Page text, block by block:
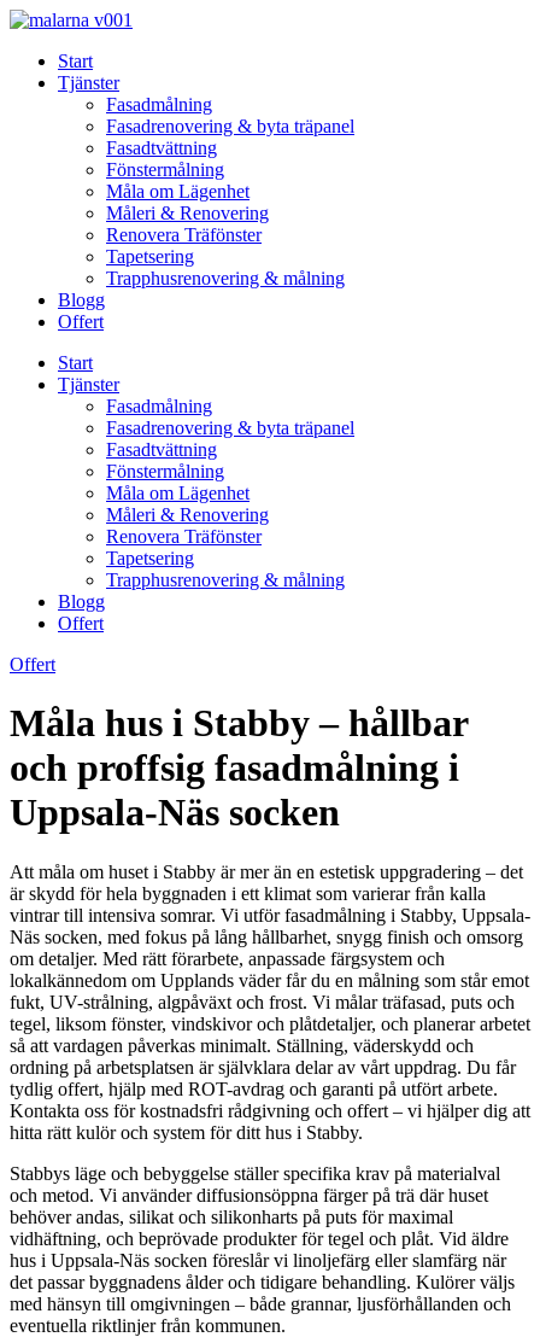
Skip
contentStart
Tjänster
Fasadmålning
Fasadrenovering & byta träpanel
Fasadtvättning
Fönstermålning
Måla om Lägenhet
Måleri & Renovering
Renovera Träfönster
Tapetsering
Trapphusrenovering & målning
Blogg
Offert
Start
Tjänster
Fasadmålning
Fasadrenovering & byta träpanel
Fasadtvättning
Fönstermålning
Måla om Lägenhet
Måleri & Renovering
Renovera Träfönster
Tapetsering
Trapphusrenovering & målning
Blogg
Offert
Offert
Måla hus i Stabby – hållbar
och proffsig fasadmålning i
Uppsala-Näs socken
Att måla om huset i Stabby är mer än en estetisk uppgradering – det
är skydd för hela byggnaden i ett klimat som varierar från kalla
vintrar till intensiva somrar. Vi utför fasadmålning i Stabby, Uppsala-
Näs socken, med fokus på lång hållbarhet, snygg finish och omsorg
om detaljer. Med rätt förarbete, anpassade färgsystem och
lokalkännedom om Upplands väder får du en målning som står emot
fukt, UV-strålning, algpåväxt och frost. Vi målar träfasad, puts och
tegel, liksom fönster, vindskivor och plåtdetaljer, och planerar arbetet
så att vardagen påverkas minimalt. Ställning, väderskydd och
ordning på arbetsplatsen är självklara delar av vårt uppdrag. Du får
tydlig offert, hjälp med ROT-avdrag och garanti på utfört arbete.
Kontakta oss för kostnadsfri rådgivning och offert – vi hjälper dig att
hitta rätt kulör och system för ditt hus i Stabby.
Stabbys läge och bebyggelse ställer specifika krav på materialval
och metod. Vi använder diffusionsöppna färger på trä där huset
behöver andas, silikat och silikonharts på puts för maximal
vidhäftning, och beprövade produkter för tegel och plåt. Vid äldre
hus i Uppsala-Näs socken föreslår vi linoljefärg eller slamfärg när
det passar byggnadens ålder och tidigare behandling. Kulörer väljs
med hänsyn till omgivningen – både grannar, ljusförhållanden och
eventuella riktlinjer från kommunen.